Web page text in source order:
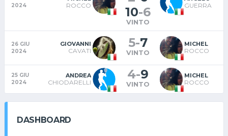
2024
ROCCO
10-6
VINTO
GUERRA
26 GIU
2024
GIOVANNI
CAVATI
5-7
VINTO
MICHEL
ROCCO
25 GIU
2024
ANDREA
CHIODARELLI
4-9
VINTO
MICHEL
ROCCO
DASHBOARD